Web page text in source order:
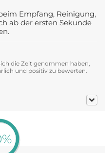
Empfang, Reinigung,
ab der ersten Sekunde
die Zeit genommen haben,
und positiv zu bewerten.